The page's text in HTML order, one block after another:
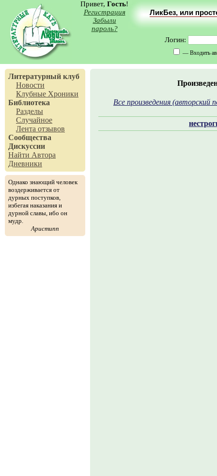
Привет, Гость!
Регистрация
Забыли
пароль?
ЛикБез, или
Логин:
— Входить
Литературный клуб
Новости
Клубные Хроники
Библиотека
Разделы
Случайное
Лента отзывов
Сообщества
Дискуссии
Найти Автора
Дневники
Однако знающий человек
воздерживается от
дурных поступков,
избегая наказания и
дурной славы, ибо он
мудр.
Аристипп
Все произведения (авторский